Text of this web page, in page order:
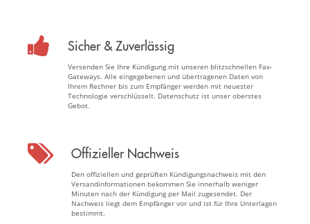
Sicher & Zuverlässig
Versenden Sie Ihre Kündigung mit unseren blitzschnellen Fax-
Gateways. Alle eingegebenen und übertragenen Daten von
Ihrem Rechner bis zum Empfänger werden mit neuester
Technologie verschlüsselt. Datenschutz ist unser oberstes
Gebot.
Offizieller Nachweis
Den offiziellen und geprüften Kündigungsnachweis mit den
Versandinformationen bekommen Sie innerhalb weniger
Minuten nach der Kündigung per Mail zugesendet. Der
Nachweis liegt dem Empfänger vor und ist für Ihre Unterlagen
bestimmt.